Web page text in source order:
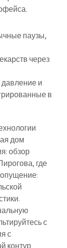
паузы,
через
и
в
дом
обзор
где
с
с
контур